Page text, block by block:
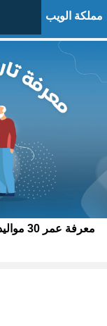
مملكة الويب
معرفة